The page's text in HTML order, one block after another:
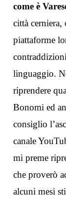
come è
città
piattaforme
linguaggio.
riprendere
Bonomi ed
consiglio
canale
mi preme
che proverò
alcuni mesi